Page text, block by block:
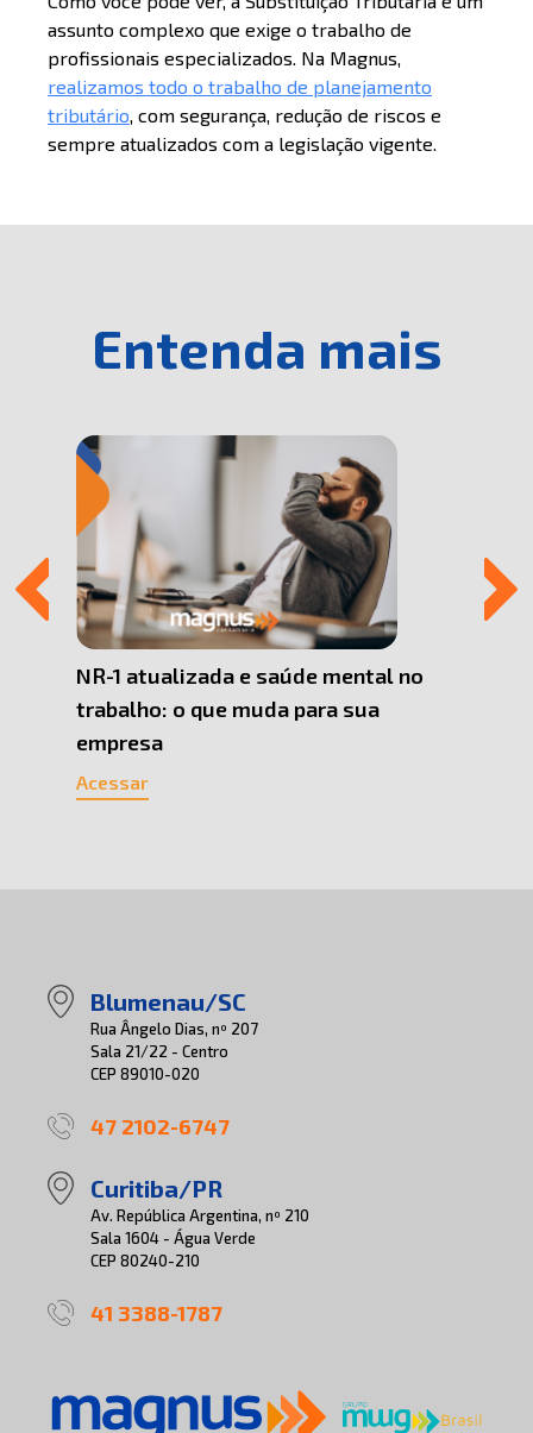
assunto complexo que exige o trabalho de
profissionais especializados. Na Magnus,
realizamos todo o trabalho de planejamento
tributário, com segurança, redução de riscos e
sempre atualizados com a legislação vigente.
Entenda mais
NR-1 atualizada e saúde mental no
trabalho: o que muda para sua
empresa
Acessar
Blumenau/SC
Rua Ângelo Dias, nº 207
Sala 21/22 - Centro
CEP 89010-020
47 2102-6747
Curitiba/PR
Av. República Argentina, nº 210
Sala 1604 - Água Verde
CEP 80240-210
41 3388-1787